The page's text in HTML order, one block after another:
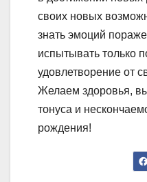
своих новых
знать эмоций
испытывать только
удовлетворение от​
Желаем здоровья,
тонуса и​
рождения!